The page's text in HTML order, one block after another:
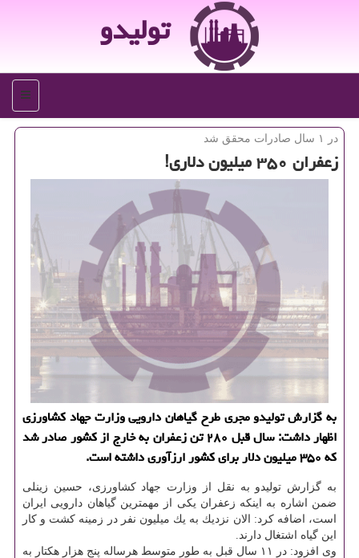
تولیدو
منو
در ۱ سال صادرات محقق شد
زعفران ۳۵۰ میلیون دلاری!
به گزارش تولیدو مجری طرح گیاهان دارویی وزارت جهاد كشاورزی
اظهار داشت: سال قبل ۲۸۰ تن زعفران به خارج از كشور صادر شد
كه ۳۵۰ میلیون دلار برای كشور ارزآوری داشته است.
به گزارش تولیدو به نقل از وزارت جهاد كشاورزی، حسین زینلی
ضمن اشاره به اینكه زعفران یكی از مهمترین گیاهان دارویی ایران
است، اضافه كرد: الان نزدیك به یك میلیون نفر در زمینه كشت و كار
این گیاه اشتغال دارند.
وی افزود: در ۱۱ سال قبل به طور متوسط هرساله پنج هزار هكتار به